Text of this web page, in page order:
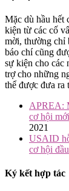
Mặc dù hầu hết
kiện từ các cố
mời, thường chỉ
báo chí cũng
sự kiện cho các
trợ cho những
thể được đưa ra
APREA:
cơ hội
2021
USAID
cơ hội
Ký kết hợp tác